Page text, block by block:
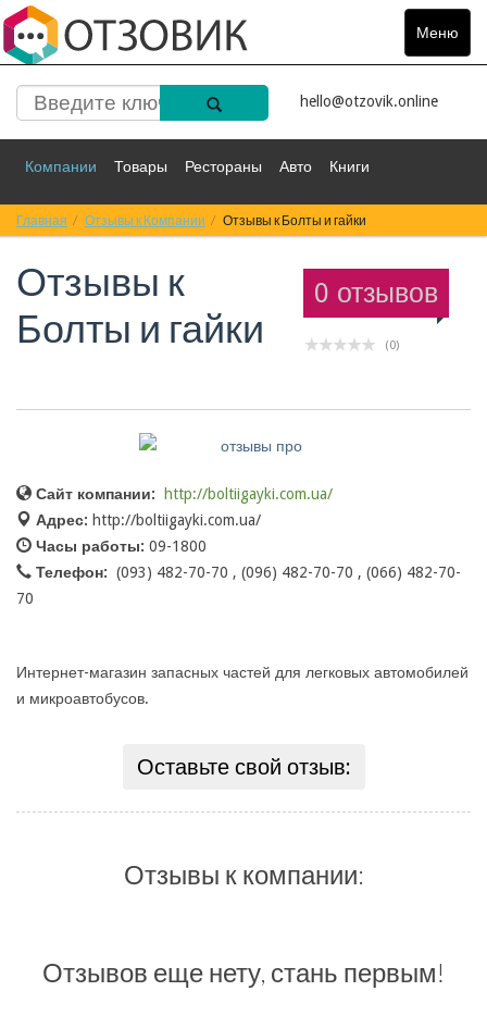
Меню
Toggle
hello@otzovik.online
Компании Товары Рестораны Авто Книги
Спорт Фильмы Деньги Путешествия
Красота Здоровье
Главная Отзывы к Компании Отзывы к Болты и гайки
0 отзывов
(0)
Отзывы к
Болты и гайки
Сайт компании:
http://boltiigayki.com.ua/
Адрес: http://boltiigayki.com.ua/
Часы работы: 09-1800
Телефон: (093) 482-70-70 , (096) 482-70-70 , (066) 482-70-
70
Интернет-магазин запасных частей для легковых автомобилей
и микроавтобусов.
Оставьте свой отзыв:
Отзывы к компании:
Отзывов еще нету, стань первым!